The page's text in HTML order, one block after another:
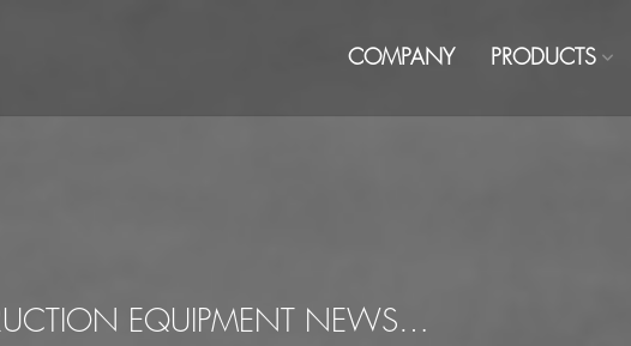
COMPANY PRODUCTS
EQUIPMENT NEWS…